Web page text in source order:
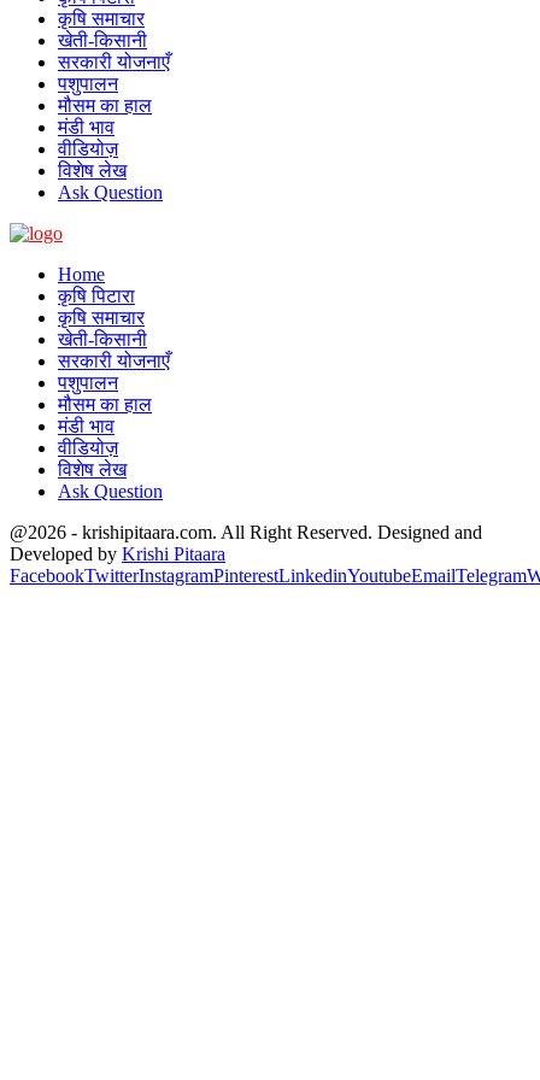
कृषि समाचार
खेती-किसानी
सरकारी योजनाएँ
पशुपालन
मौसम का हाल
मंडी भाव
वीडियोज़
विशेष लेख
Ask Question
Home
कृषि पिटारा
कृषि समाचार
खेती-किसानी
सरकारी योजनाएँ
पशुपालन
मौसम का हाल
मंडी भाव
वीडियोज़
विशेष लेख
Ask Question
@2026 - krishipitaara.com. All Right Reserved. Designed and
Developed by Krishi Pitaara
FacebookTwitterInstagramPinterestLinkedinYoutubeEmailTelegram